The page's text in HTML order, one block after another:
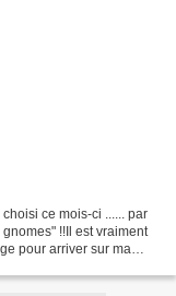
ce mois-ci ...... par
!!Il est vraiment
pour arriver sur ma